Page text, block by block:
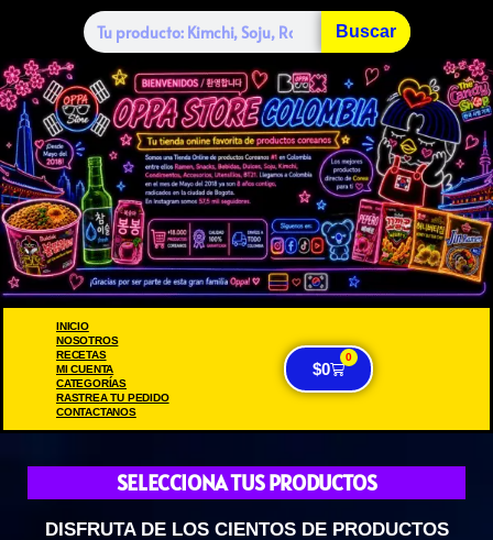
Buscar
INICIO
NOSOTROS
RECETAS
MI CUENTA
CATEGORÍAS
RASTREA TU PEDIDO
CONTACTANOS
$0
0
SELECCIONA TUS PRODUCTOS
DISFRUTA DE LOS CIENTOS DE PRODUCTOS